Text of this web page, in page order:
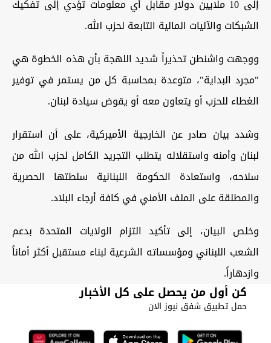
إلى 10 ملايين دولار مقابل أي معلومات تؤدي إلى تفكيك
الشبكات والآليات المالية التابعة لحزب الله.
​ووجهت واشنطن تحذيراً شديد اللهجة بأن هذه الخطوة هي
"مجرد البداية"، متوعدة بمحاسبة كل من يستمر في توفير
الغطاء للحزب أو يتعاون معه أو يقوض سيادة لبنان.
وشدد بيان صادر عن الخارجية الأميركية، على أن استقرار
لبنان وأمنه واستقلاله يتطلب التجريد الكامل لحزب الله من
سلاحه، واستعادة الحكومة اللبنانية سلطتها الحصرية
والمطلقة على الملف الأمني في كافة أرجاء البلاد.
وخلص البيان، إلى تأكيد التزام الولايات المتحدة بدعم
الشعب اللبناني ومؤسساته الشرعية لبناء مستقبل أكثر أماناً
وازدهاراً.
كن أول من يحصل على كل الأخبار
حمل تطبيق شفق نيوز الان